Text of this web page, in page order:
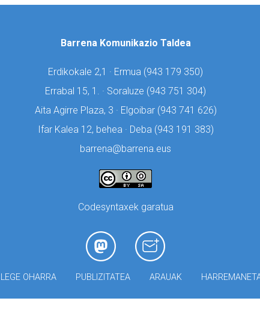
Barrena Komunikazio Taldea
Erdikokale 2,1 · Ermua (943 179 350)
Errabal 15, 1. · Soraluze (943 751 304)
Aita Agirre Plaza, 3 · Elgoibar (943 741 626)
Ifar Kalea 12, behea · Deba (943 191 383)
barrena@barrena.eus
Codesyntaxek garatua
LEGE OHARRA PUBLIZITATEA ARAUAK